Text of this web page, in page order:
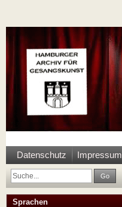
Datenschutz Impressum
Go
Sprachen